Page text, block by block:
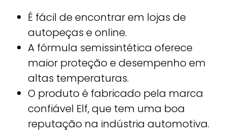
É fácil de encontrar em lojas de
autopeças e online.
A fórmula semissintética oferece
maior proteção e desempenho em
altas temperaturas.
O produto é fabricado pela marca
confiável Elf, que tem uma boa
reputação na indústria automotiva.